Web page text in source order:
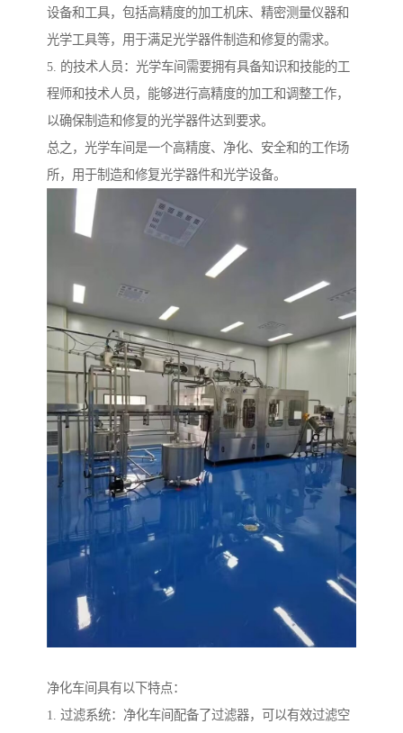
设备和工具，包括高精度的加工机床、精密测量仪器和
光学工具等，用于满足光学器件制造和修复的需求。
5. 的技术人员：光学车间需要拥有具备知识和技能的工
程师和技术人员，能够进行高精度的加工和调整工作，
以确保制造和修复的光学器件达到要求。
总之，光学车间是一个高精度、净化、安全和的工作场
所，用于制造和修复光学器件和光学设备。
净化车间具有以下特点：
1. 过滤系统：净化车间配备了过滤器，可以有效过滤空